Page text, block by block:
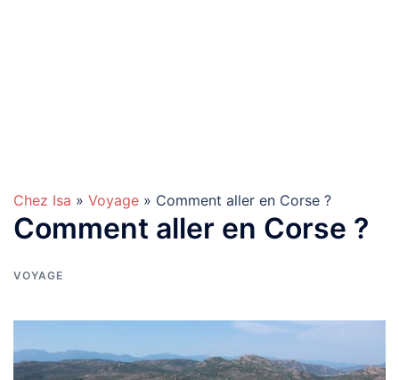
Chez Isa » Voyage » Comment aller en Corse ?
Comment aller en Corse ?
VOYAGE